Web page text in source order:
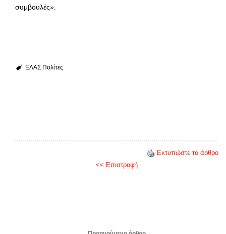
συμβουλές».
ΕΛΑΣ Πολίτες
Εκτυπώστε το άρθρο
<< Επιστροφή